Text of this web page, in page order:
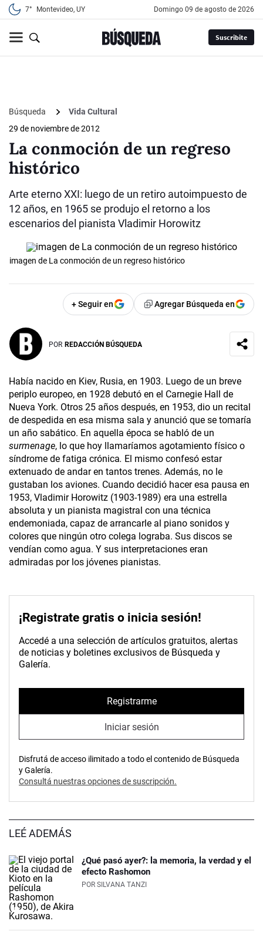
7° Montevideo, UY domingo 09 de agosto de 2026
Suscribite
Búsqueda
Vida Cultural
29 de noviembre de 2012
La conmoción de un regreso
histórico
Arte eterno XXI: luego de un retiro autoimpuesto de
12 años, en 1965 se produjo el retorno a los
escenarios del pianista Vladimir Horowitz
imagen de La conmoción de un regreso histórico
+ Seguir en Agregar Búsqueda en
POR REDACCIÓN BÚSQUEDA
Había nacido en Kiev, Rusia, en 1903. Luego de un breve
periplo europeo, en 1928 debutó en el Carnegie Hall de
Nueva York. Otros 25 años después, en 1953, dio un recital
de despedida en esa misma sala y anunció que se tomaría
un año sabático. En aquella época se habló de un
surmenage, lo que hoy llamaríamos agotamiento físico o
síndrome de fatiga crónica. El mismo confesó estar
extenuado de andar en tantos trenes. Además, no le
gustaban los aviones. Cuando decidió hacer esa pausa en
1953, Vladimir Horowitz (1903-1989) era una estrella
absoluta y un pianista magistral con una técnica
endemoniada, capaz de arrancarle al piano sonidos y
colores que ningún otro colega lograba. Sus discos se
vendían como agua. Y sus interpretaciones eran
admiradas por los jóvenes pianistas.
¡Registrate gratis o inicia sesión!
Accedé a una selección de artículos gratuitos, alertas
de noticias y boletines exclusivos de Búsqueda y
Galería.
Registrarme
Iniciar sesión
Disfrutá de acceso ilimitado a todo el contenido de Búsqueda
y Galería.
Consultá nuestras opciones de suscripción.
LEÉ ADEMÁS
¿Qué pasó ayer?: la memoria, la verdad y el
efecto Rashomon
POR SILVANA TANZI